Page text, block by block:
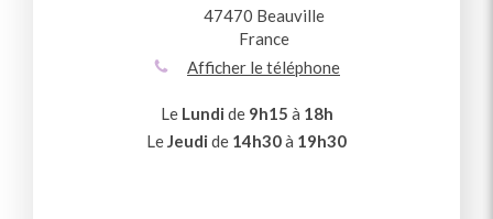
47470 Beauville
France
Afficher le téléphone
Le Lundi de 9h15 à 18h
LeJeudi de 14h30à 19h30